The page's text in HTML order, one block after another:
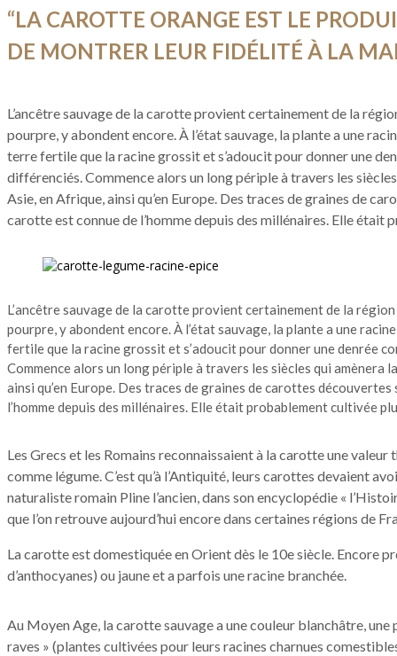
“LA CAROTTE ORANGE EST LE
DE MONTRER LEUR FIDÉLITÉ À LA
L’ancêtre sauvage de la carotte provient certainement de la
pourpre, y abondent encore. À l’état sauvage, la plante a une
terre fertile que la racine grossit et s’adoucit pour donner une
différenciés. Commence alors un long périple à travers les
Asie, en Afrique, ainsi qu’en Europe. Des traces de graines de
carotte est connue de l’homme depuis des millénaires. Elle
L’ancêtre sauvage de la carotte provient certainement de la
pourpre, y abondent encore. À l’état sauvage, la plante a une
fertile que la racine grossit et s’adoucit pour donner une denrée
Commence alors un long périple à travers les siècles qui
ainsi qu’en Europe. Des traces de graines de carottes
l’homme depuis des millénaires. Elle était probablement cultivée
Les Grecs et les Romains reconnaissaient à la carotte une
comme légume. C’est qu’à l’Antiquité, leurs carottes devaient
naturaliste romain Pline l’ancien, dans son encyclopédie «
que l’on retrouve aujourd’hui encore dans certaines régions de
La carotte est domestiquée en Orient dès le 10e siècle. Encore
d’anthocyanes) ou jaune et a parfois une racine branchée.
Au Moyen Age, la carotte sauvage a une couleur blanchâtre,
raves » (plantes cultivées pour leurs racines charnues